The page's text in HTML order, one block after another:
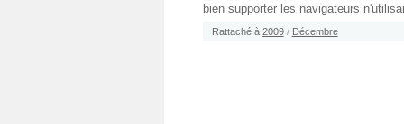
bien supporter les navigateurs
Rattaché à 2009 / Décembre